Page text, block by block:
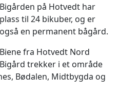
Bigården på Hotvedt har
plass til 24 bikuber, og er
også en permanent bågård.
Biene fra Hotvedt Nord
Bigård trekker i et område
Bødalen, Midtbygda og